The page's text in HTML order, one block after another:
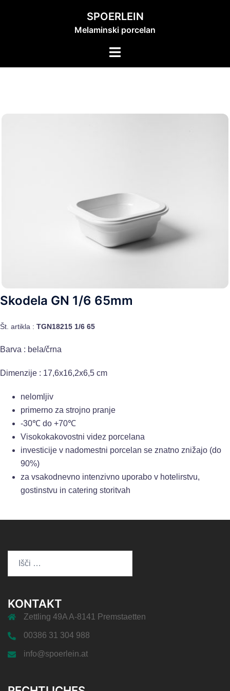
SPOERLEIN
Melaminski porcelan
Toggle
Skodela GN 1/6 65mm
Št. artikla : TGN18215 1/6 65
Barva : bela/črna
Dimenzije : 17,6x16,2x6,5 cm
nelomljiv
primerno za strojno pranje
-30℃ do +70℃
Visokokakovostni videz porcelana
investicije v nadomestni porcelan se znatno znižajo (do
90%)
za vsakodnevno intenzivno uporabo v hotelirstvu,
gostinstvu in catering storitvah
KONTAKT
Zettling 49A A-8141 Premstaetten
00386 31 304 988
info@spoerlein.at